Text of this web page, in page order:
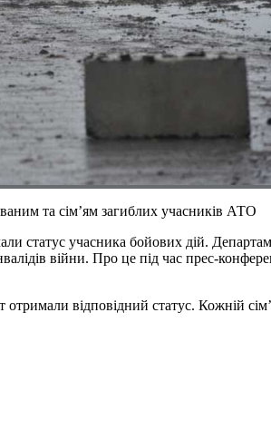
та сім’ям загиблих учасників АТО
статус учасника бойових дій.
війни. Про це під час прес-
відповідний статус. Кожній